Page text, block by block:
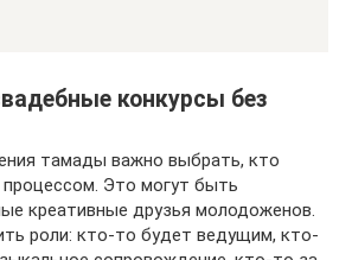
конкурсы без
тамады важно выбрать, кто
Это могут быть
креативные друзья молодоженов.
роли: кто-то будет ведущим, кто-